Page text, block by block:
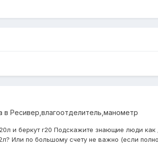
в Ресивер,влагоотделитель,манометр
и беркут r20 Подскажите знающие люди
Или по большому счету не важно (если